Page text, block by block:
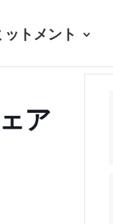
ットメント
ア